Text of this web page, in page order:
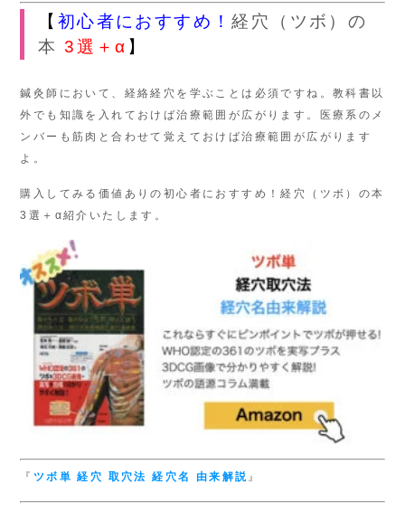
【 初心者におすすめ！経穴（ツボ）の
本3選＋α 】
鍼灸師において、経絡経穴を学ぶことは必須ですね。教科書以
外でも知識を入れておけば治療範囲が広がります。医療系のメ
ンバーも筋肉と合わせて覚えておけば治療範囲が広がります
よ。
購入してみる価値ありの初心者におすすめ！経穴（ツボ）の本
3選＋α紹介いたします。
『 ツボ単経穴 取穴法経穴名 由来解説』